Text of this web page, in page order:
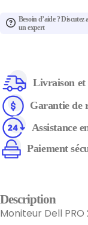
Besoin d’aide ? Discutez
un expert
Livraison
Garantie de
Assistance
Paiement
Description
Moniteur Dell